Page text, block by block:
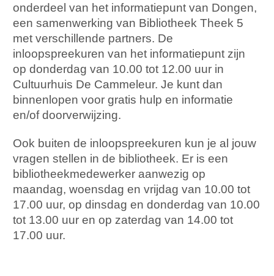
onderdeel van het informatiepunt van Dongen,
een samenwerking van Bibliotheek Theek 5
met verschillende partners. De
inloopspreekuren van het informatiepunt zijn
op donderdag van 10.00 tot 12.00 uur in
Cultuurhuis De Cammeleur. Je kunt dan
binnenlopen voor gratis hulp en informatie
en/of doorverwijzing.
Ook buiten de inloopspreekuren kun je al jouw
vragen stellen in de bibliotheek. Er is een
bibliotheekmedewerker aanwezig op
maandag, woensdag en vrijdag van 10.00 tot
17.00 uur, op dinsdag en donderdag van 10.00
tot 13.00 uur en op zaterdag van 14.00 tot
17.00 uur.